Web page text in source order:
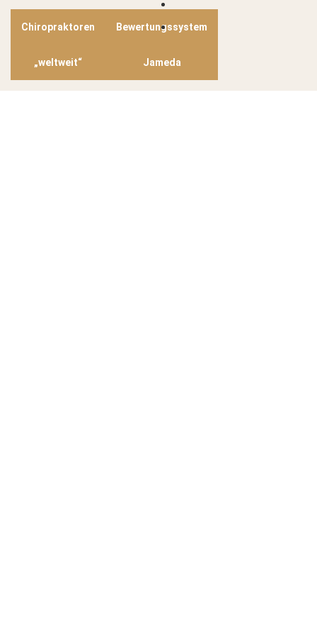
Chiropraktoren
„weltweit“
Bewertungssystem
Jameda